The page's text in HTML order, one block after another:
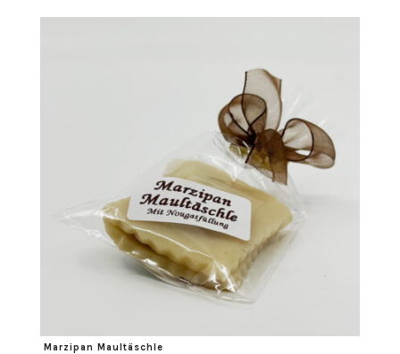
Marzipan Maultäschle